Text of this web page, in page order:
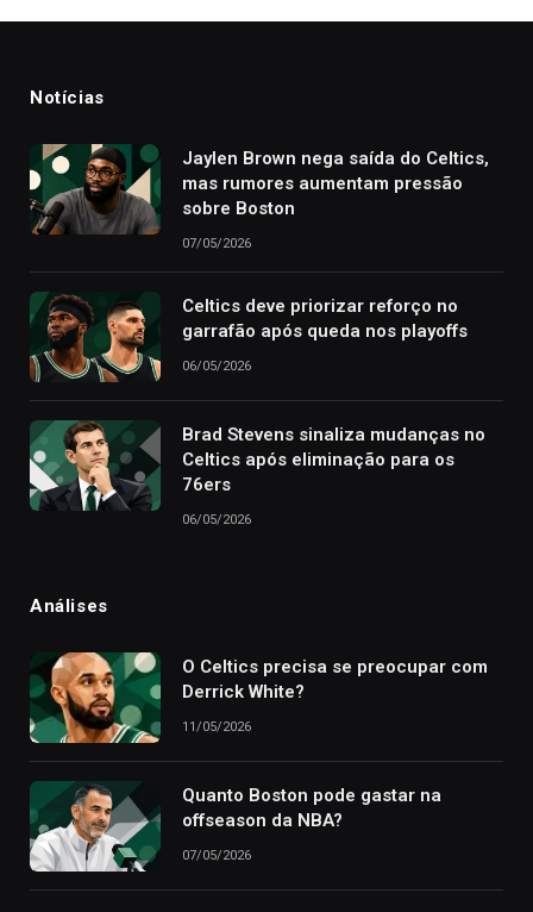
Notícias
Jaylen Brown nega saída do Celtics,
mas rumores aumentam pressão
sobre Boston
07/05/2026
Celtics deve priorizar reforço no
garrafão após queda nos playoffs
06/05/2026
Brad Stevens sinaliza mudanças no
Celtics após eliminação para os
76ers
06/05/2026
Análises
O Celtics precisa se preocupar com
Derrick White?
11/05/2026
Quanto Boston pode gastar na
offseason da NBA?
07/05/2026